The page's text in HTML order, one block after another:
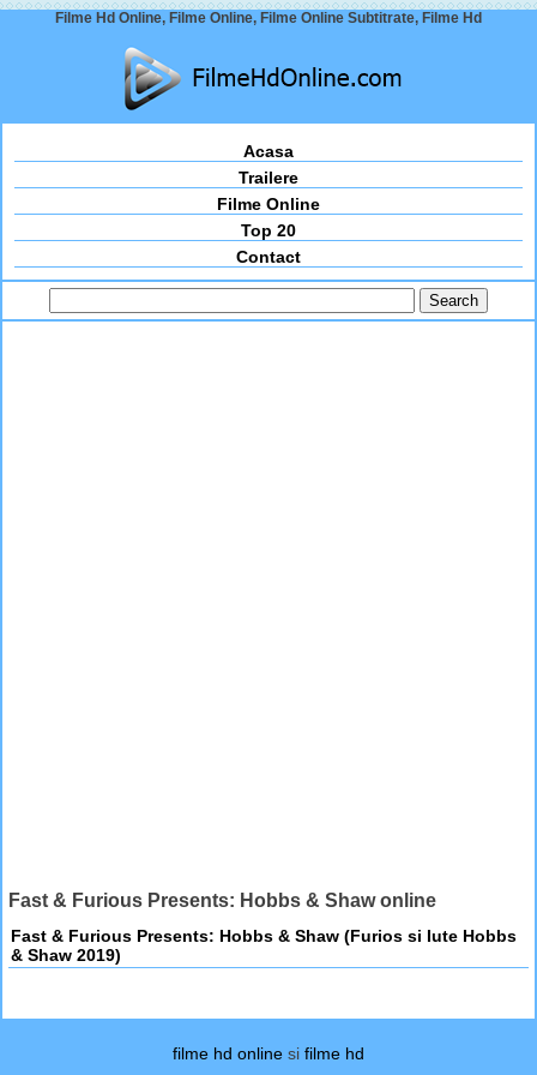
Filme Hd Online, Filme Online, Filme Online Subtitrate, Filme Hd
Acasa
Trailere
Filme Online
Top 20
Contact
Fast & Furious Presents: Hobbs & Shaw online
Fast & Furious Presents: Hobbs & Shaw (Furios si Iute Hobbs
& Shaw 2019)
filme hd online si filme hd